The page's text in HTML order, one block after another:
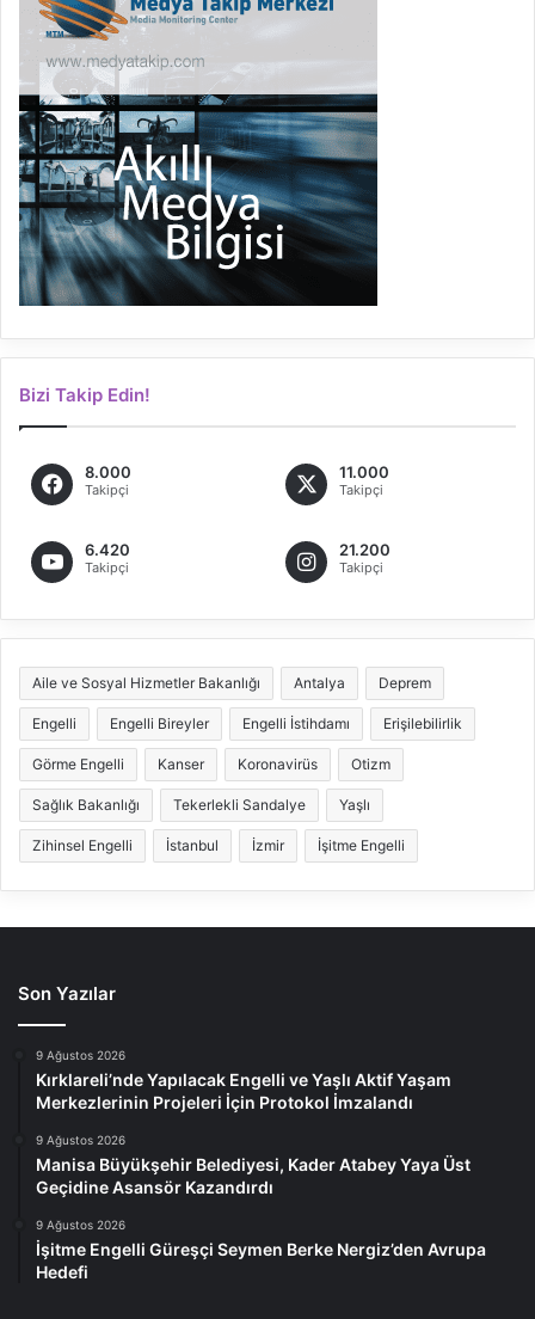
Bizi Takip Edin!
8.000
Takipçi
11.000
Takipçi
6.420
Takipçi
21.200
Takipçi
Aile ve Sosyal Hizmetler Bakanlığı Antalya Deprem
Engelli Engelli Bireyler Engelli İstihdamı Erişilebilirlik
Görme Engelli Kanser Koronavirüs Otizm
Sağlık Bakanlığı Tekerlekli Sandalye Yaşlı
Zihinsel Engelli İstanbul İzmir İşitme Engelli
Son Yazılar
9 Ağustos 2026
Kırklareli’nde Yapılacak Engelli ve Yaşlı Aktif Yaşam
Merkezlerinin Projeleri İçin Protokol İmzalandı
9 Ağustos 2026
Manisa Büyükşehir Belediyesi, Kader Atabey Yaya Üst
Geçidine Asansör Kazandırdı
9 Ağustos 2026
İşitme Engelli Güreşçi Seymen Berke Nergiz’den Avrupa
Hedefi